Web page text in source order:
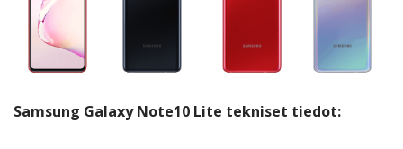
Samsung Galaxy Note10 Lite tekniset tiedot: